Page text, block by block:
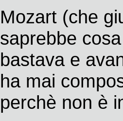
Mozart (che
saprebbe
bastava e
ha mai
perchè non è